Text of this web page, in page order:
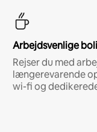
Arbejdsvenlige
Rejser du med
længerevarende
wi-fi og